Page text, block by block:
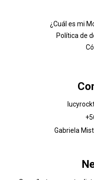
¿Cuál es mi
Política de
Gabriela